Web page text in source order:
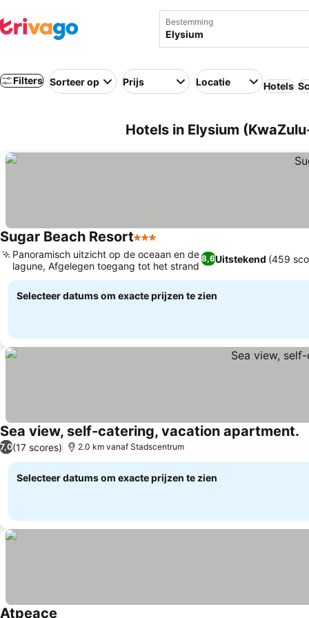
Bestemming
Filters Sorteer op Prijs Locatie Hotels
Hotels in Elysium
Sugar Beach Resort3 Sterren
8,6Uitstekend (459
Panoramisch uitzicht op de oceaan en de
lagune, Afgelegen toegang tot het strand
Selecteer datums om exacte prijzen te zien
Sea view, self-catering, vacation apartment.
7,0(17 scores) 2.0 km vanaf Stadscentrum
Selecteer datums om exacte prijzen te zien
Atpeace